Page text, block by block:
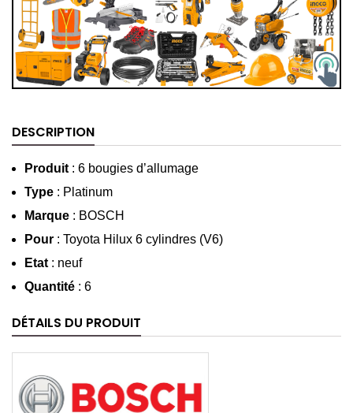
DESCRIPTION
Produit : 6 bougies d’allumage
Type : Platinum
Marque : BOSCH
Pour : Toyota Hilux 6 cylindres (V6)
Etat : neuf
Quantité : 6
DÉTAILS DU PRODUIT